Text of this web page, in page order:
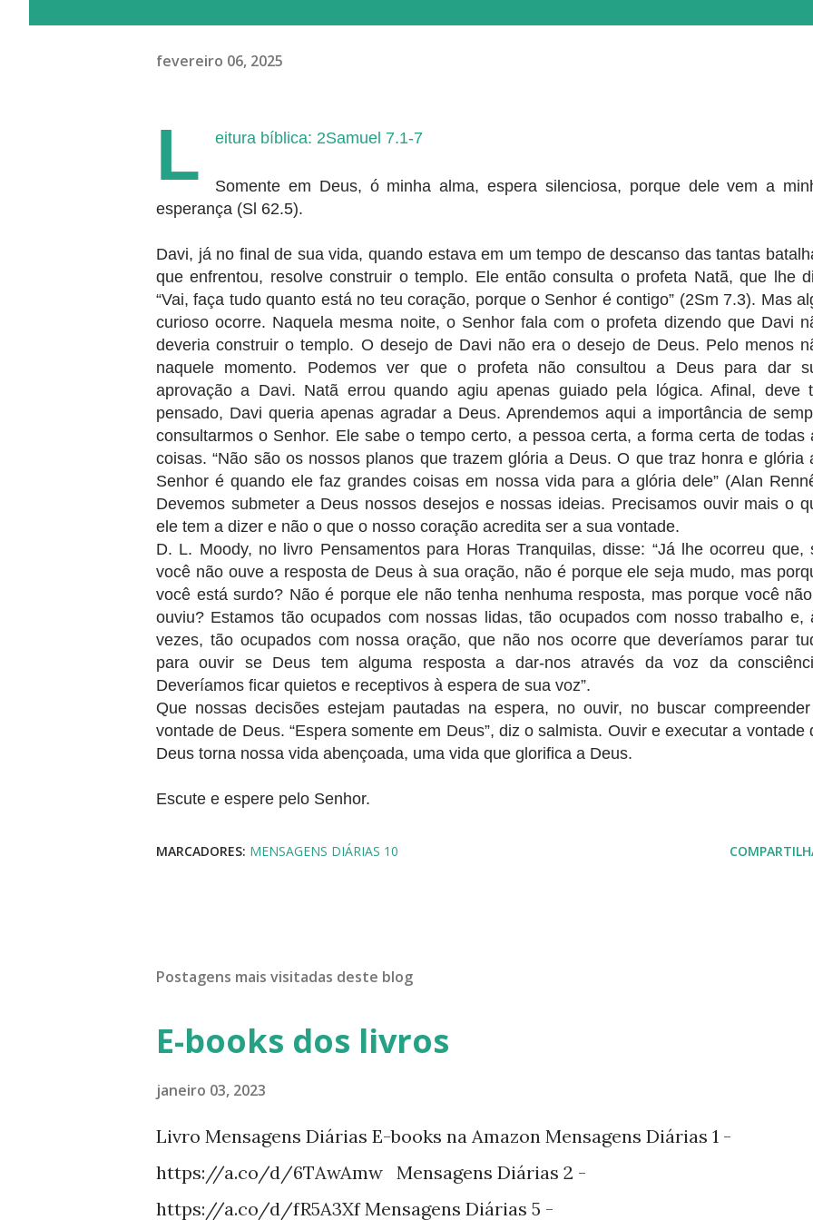
fevereiro 06, 2025
L eitura bíblica: 2Samuel 7.1-7
Somente em Deus, ó minha alma, espera silenciosa, porque dele vem a
esperança (Sl 62.5).
Davi, já no final de sua vida, quando estava em um tempo de descanso das tantas
que enfrentou, resolve construir o templo. Ele então consulta o profeta Natã, que lhe
“Vai, faça tudo quanto está no teu coração, porque o Senhor é contigo” (2Sm 7.3). Mas
curioso ocorre. Naquela mesma noite, o Senhor fala com o profeta dizendo que Davi
deveria construir o templo. O desejo de Davi não era o desejo de Deus. Pelo menos
naquele momento. Podemos ver que o profeta não consultou a Deus para dar
aprovação a Davi. Natã errou quando agiu apenas guiado pela lógica. Afinal, deve
pensado, Davi queria apenas agradar a Deus. Aprendemos aqui a importância de
consultarmos o Senhor. Ele sabe o tempo certo, a pessoa certa, a forma certa de todas
coisas. “Não são os nossos planos que trazem glória a Deus. O que traz honra e glória
Senhor é quando ele faz grandes coisas em nossa vida para a glória dele” (Alan
Devemos submeter a Deus nossos desejos e nossas ideias. Precisamos ouvir mais o
ele tem a dizer e não o que o nosso coração acredita ser a sua vontade.
D. L. Moody, no livro Pensamentos para Horas Tranquilas, disse: “Já lhe ocorreu que,
você não ouve a resposta de Deus à sua oração, não é porque ele seja mudo, mas
você está surdo? Não é porque ele não tenha nenhuma resposta, mas porque você
ouviu? Estamos tão ocupados com nossas lidas, tão ocupados com nosso trabalho e,
vezes, tão ocupados com nossa oração, que não nos ocorre que deveríamos parar
para ouvir se Deus tem alguma resposta a dar-nos através da voz da
Deveríamos ficar quietos e receptivos à espera de sua voz”.
Que nossas decisões estejam pautadas na espera, no ouvir, no buscar
vontade de Deus. “Espera somente em Deus”, diz o salmista. Ouvir e executar a vontade
Deus torna nossa vida abençoada, uma vida que glorifica a Deus.
Escute e espere pelo Senhor.
MARCADORES: MENSAGENS DIÁRIAS 10
Postagens mais visitadas deste blog
E-books dos livros
janeiro 03, 2023
Livro Mensagens Diárias E-books na Amazon Mensagens Diárias 1 -
https://a.co/d/6TAwAmw Mensagens Diárias 2 -
https://a.co/d/fR5A3Xf Mensagens Diárias 5 -